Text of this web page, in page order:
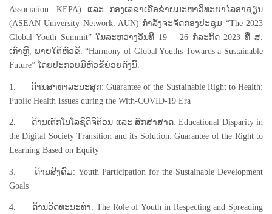
Association: KEPA) ແລະ ກອງເລຂາເຄືອຂ່າຍມະຫາວິທະຍາໄລອາຊຽນ
(ASEAN University Network: AUN) ກໍາລັງຈະຈັດກອງປະຊຸມ “The 2023
Global Youth Summit” ໃນລະຫວ່າງວັນທີ 19 – 26 ກໍລະກົດ 2023 ທີ່ ສ.
ເກົາຫຼີ, ພາຍໃຕ້ຫົວຂໍ້: “Harmony of Global Youths Towards a Sustainable
Future” ໂດຍປະກອບມີຫົວຂໍ້ຍ່ອຍດັ່ງນີ້:
1. ດ້ານສາທາລະນະສຸກ: Guarantee of the Sustainable Right to Health:
Public Health Issues during the With-COVID-19 Era
2. ດ້ານເຕັກໂນໂລຊີດິຈິຕ້ອນ ແລະ ສຶກສາສາດ: Educational Disparity in
the Digital Society Transition and its Solution: Guarantee of the Right to
Learning Based on Equity
3. ດ້ານສັງຄົມ: Youth Participation for the Sustainable Development
Goals
4. ດ້ານວັດທະນະທໍາ: The Role of Youth in Respecting and Spreading